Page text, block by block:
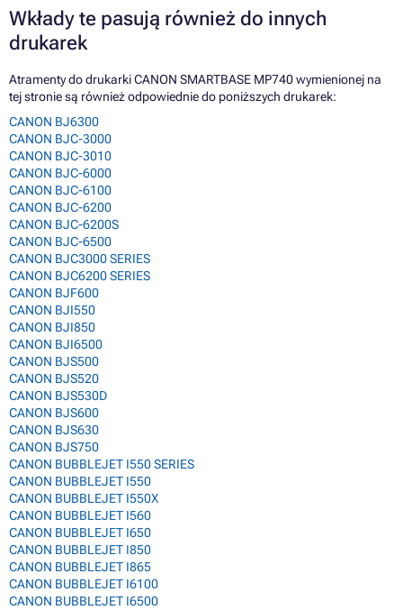
Wkłady te pasują również do innych
drukarek
Atramenty do drukarki CANON SMARTBASE MP740 wymienionej na
tej stronie są również odpowiednie do poniższych drukarek:
CANON BJ6300
CANON BJC-3000
CANON BJC-3010
CANON BJC-6000
CANON BJC-6100
CANON BJC-6200
CANON BJC-6200S
CANON BJC-6500
CANON BJC3000 SERIES
CANON BJC6200 SERIES
CANON BJF600
CANON BJI550
CANON BJI850
CANON BJI6500
CANON BJS500
CANON BJS520
CANON BJS530D
CANON BJS600
CANON BJS630
CANON BJS750
CANON BUBBLEJET I550 SERIES
CANON BUBBLEJET I550
CANON BUBBLEJET I550X
CANON BUBBLEJET I560
CANON BUBBLEJET I650
CANON BUBBLEJET I850
CANON BUBBLEJET I865
CANON BUBBLEJET I6100
CANON BUBBLEJET I6500